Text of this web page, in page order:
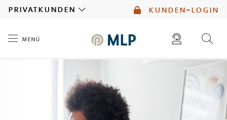
kunden-login
privatkunden
menü